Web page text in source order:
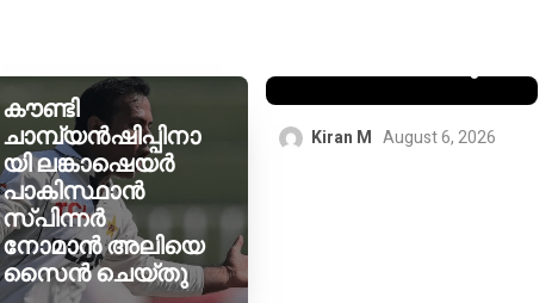
കൗണ്ടി
ചാമ്പ്യൻഷിപ്പിനാ
യി ലങ്കാഷെയർ
പാകിസ്ഥാൻ
സ്പിന്നർ
നോമാൻ അലിയെ
സൈൻ ചെയ്തു
Kiran M August 6, 2026